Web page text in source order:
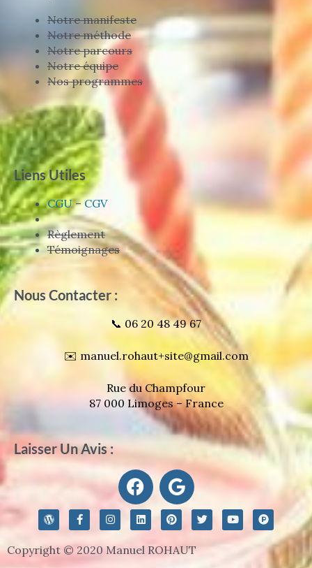
Notre manifeste
Notre méthode
Notre parcours
Notre équipe
Nos programmes
Liens Utiles
CGU–CGV
Règlement
Témoignages
Nous Contacter :
📞 06 20 48 49 67
✉️ manuel.rohaut+site@gmail.com
Rue du Champfour
87 000 Limoges – France
Laisser Un Avis :
F
a
c
e
b
G
o
o
g
l
W
o
d
p
F
a
e
b
I
n
t
a
L
i
k
e
P
i
t
e
T
w
Y
o
P
r
d
Copyright © 2020 Manuel ROHAUT